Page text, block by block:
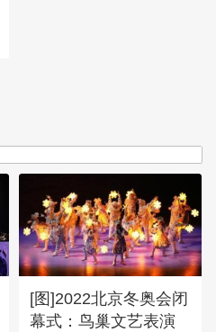
大会
[图]2022北京冬奥会闭
幕式：鸟巢文艺表演